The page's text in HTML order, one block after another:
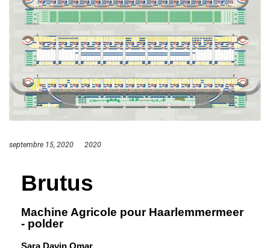
septembre 15, 2020 2020
Brutus
Machine Agricole pour Haarlemmermeer
- polder